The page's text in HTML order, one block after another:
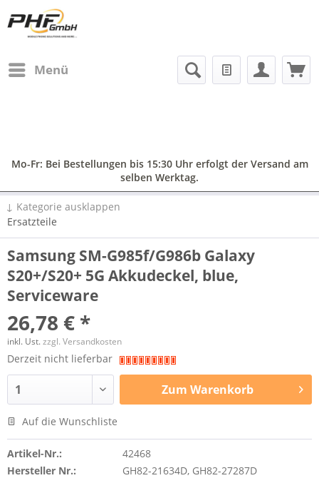
Menü
Mo-Fr: Bei Bestellungen bis 15:30 Uhr erfolgt der Versand am
selben Werktag.
↓ Kategorie ausklappen
Ersatzteile
Samsung SM-G985f/G986b Galaxy
S20+/S20+ 5G Akkudeckel, blue,
Serviceware
26,78 € *
inkl. Ust.zzgl. Versandkosten
Derzeit nicht lieferbar
Zum Warenkorb
Auf die Wunschliste
Artikel-Nr.:
42468
Hersteller Nr.:
GH82-21634D, GH82-27287D